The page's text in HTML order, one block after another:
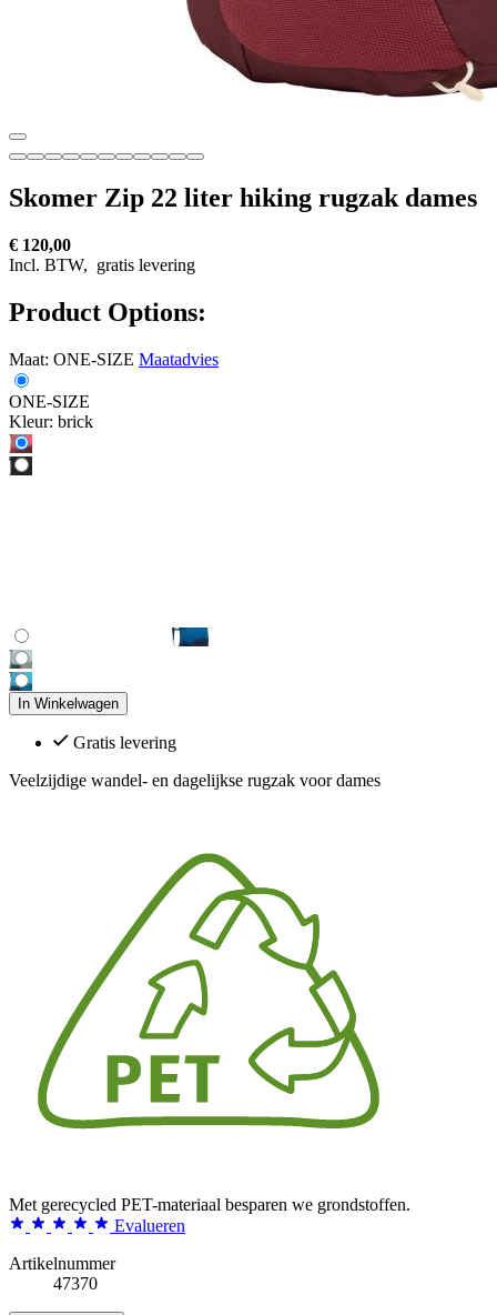
Skomer Zip 22 liter hiking rugzak dames
€ 120,00
Incl. BTW, gratis levering
Product Options:
Maat: ONE-SIZE Maatadvies
ONE-SIZE
Kleur: brick
In Winkelwagen
Gratis levering
Veelzijdige wandel- en dagelijkse rugzak voor dames
Met gerecycled PET-materiaal besparen we grondstoffen.
Evalueren
Artikelnummer
47370